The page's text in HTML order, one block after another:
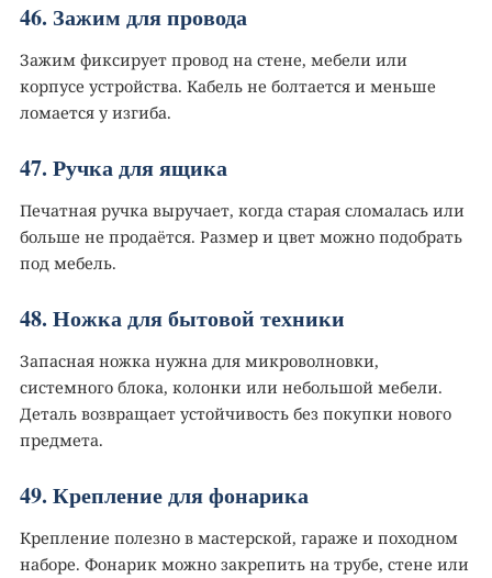
46. Зажим для провода
Зажим фиксирует провод на стене, мебели или
корпусе устройства. Кабель не болтается и меньше
ломается у изгиба.
47. Ручка для ящика
Печатная ручка выручает, когда старая сломалась или
больше не продаётся. Размер и цвет можно подобрать
под мебель.
48. Ножка для бытовой техники
Запасная ножка нужна для микроволновки,
системного блока, колонки или небольшой мебели.
Деталь возвращает устойчивость без покупки нового
предмета.
49. Крепление для фонарика
Крепление полезно в мастерской, гараже и походном
наборе. Фонарик можно закрепить на трубе, стене или